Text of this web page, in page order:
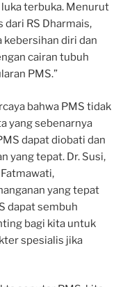
terbuka. Menurut
dari RS Dharmais,
kebersihan diri dan
cairan tubuh
PMS.”
bahwa PMS tidak
yang sebenarnya
dapat diobati dan
yang tepat. Dr. Susi,
yang tepat
dapat sembuh
bagi kita untuk
spesialis jika